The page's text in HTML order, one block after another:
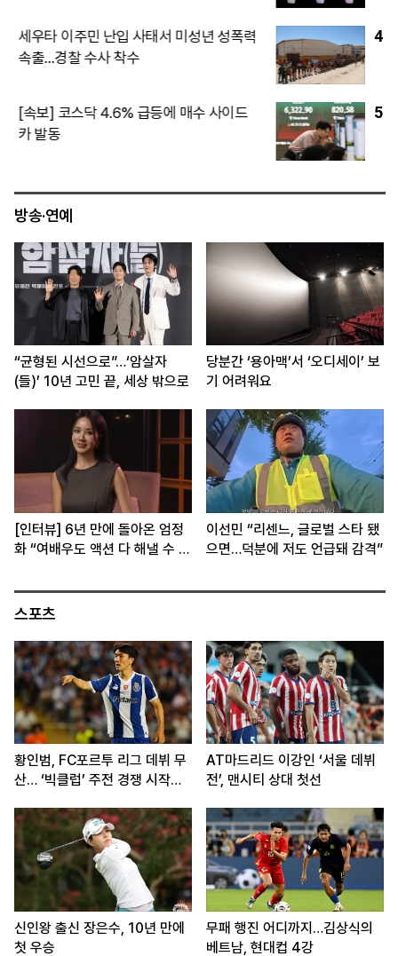
4
검찰개혁 마치자 다시 사법부 겨눈
與…‘삼권분립’ 어디로
5
“글로벌 스타 됐으면”…이선민 “리센느 덕
분에 저도 언급돼 감격”
방송·연예
“균형된 시선으로”…‘암살자
(들)’ 10년 고민 끝, 세상 밖으로
당분간 ‘용아맥’서 ‘오디세이’ 보
기 어려워요
[인터뷰] 6년 만에 돌아온 엄정
화 “여배우도 액션 다 해낼 수 있
이선민 “리센느, 글로벌 스타 됐
으면…덕분에 저도 언급돼 감격”
스포츠
황인범, FC포르투 리그 데뷔 무
산… ‘빅클럽’ 주전 경쟁 시작됐
AT마드리드 이강인 ‘서울 데뷔
전’, 맨시티 상대 첫선
신인왕 출신 장은수, 10년 만에
첫 우승
무패 행진 어디까지…김상식의
베트남, 현대컵 4강